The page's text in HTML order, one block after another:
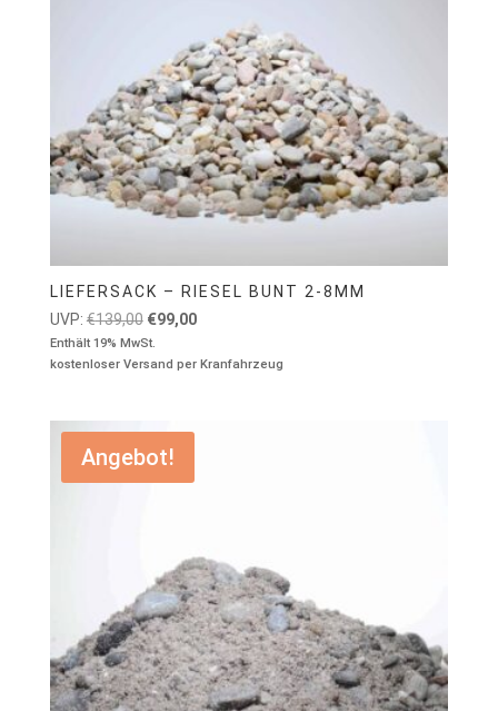
LIEFERSACK – RIESEL BUNT 2-8MM
UVP: €139,00 Ursprünglicher
Preis
war:
€99,00Aktueller
ist:
Enthält 19% MwSt.
kostenloser Versand per Kranfahrzeug
Angebot!